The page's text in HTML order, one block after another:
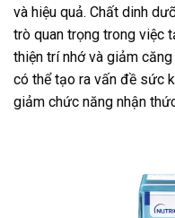
và hiệu quả. Chất dinh
trò quan trọng trong việc
thiện trí nhớ và giảm
có thể tạo ra vấn đề sức
giảm chức năng nhận